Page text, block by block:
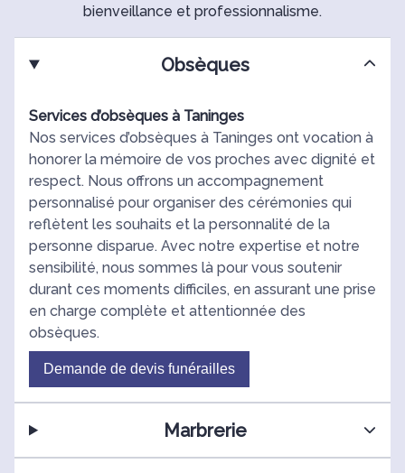
bienveillance et professionnalisme.
Obsèques
Services d’obsèques à Taninges
Nos services d’obsèques à Taninges ont vocation à
honorer la mémoire de vos proches avec dignité et
respect. Nous offrons un accompagnement
personnalisé pour organiser des cérémonies qui
reflètent les souhaits et la personnalité de la
personne disparue. Avec notre expertise et notre
sensibilité, nous sommes là pour vous soutenir
durant ces moments difficiles, en assurant une prise
en charge complète et attentionnée des
obsèques.
Demande de devis funérailles
Marbrerie